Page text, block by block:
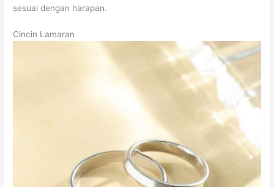
sesuai dengan harapan.
Cincin Lamaran